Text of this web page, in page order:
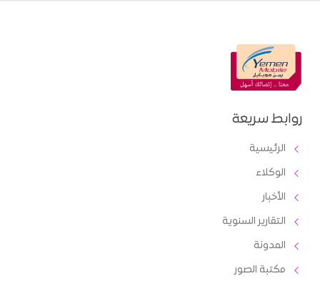
روابط سريعة
الرئيسية
الوكلاء
الأخبار
التقارير السنوية
المدونة
مكتبة الصور